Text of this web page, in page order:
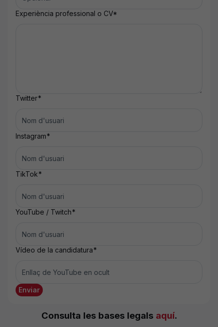
Experiència professional o CV*
Twitter*
Instagram*
TikTok*
YouTube / Twitch*
Vídeo de la candidatura*
Enviar
Consulta les bases legals aquí.